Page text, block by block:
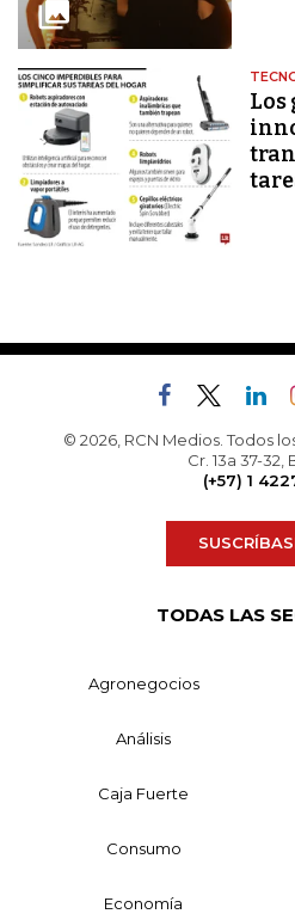
Los
© 2026, RCN Medios. Todos
Cr. 13a 37-
(+57) 1
TODAS LAS
Agronegocios
Análisis
Caja Fuerte
Consumo
Economía